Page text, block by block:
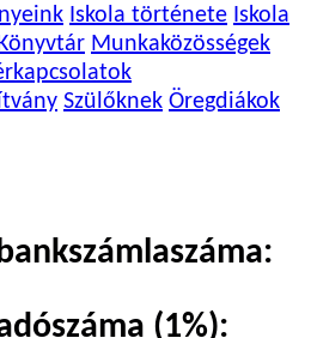
Iskola története Iskola
Munkaközösségek
Szülőknek Öregdiákok
(1%):